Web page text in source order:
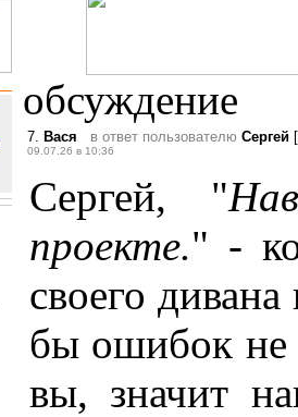
обсуждение
7. Вася в ответ пользователю Сергей [
09.07.26 в 10:36
Сергей, "
проекте." -
своего
бы ошибок не
вы, значит